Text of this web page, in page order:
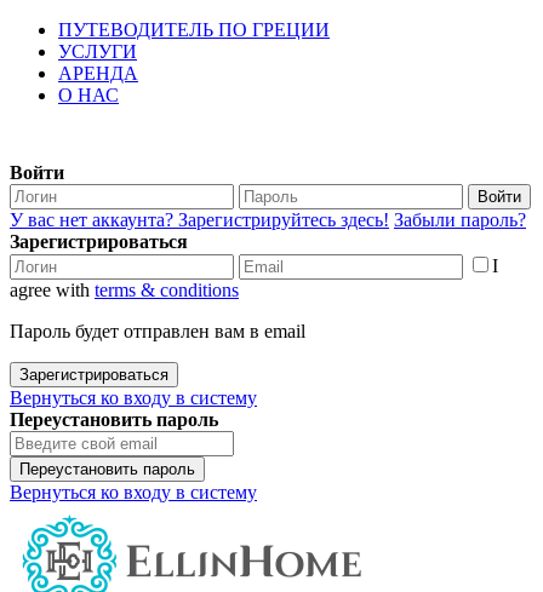
ПУТЕВОДИТЕЛЬ ПО ГРЕЦИИ
УСЛУГИ
АРЕНДА
О НАС
Войти
Войти
У вас нет аккаунта? Зарегистрируйтесь здесь! Забыли пароль?
Зарегистрироваться
I
agree with terms & conditions
Пароль будет отправлен вам в email
Зарегистрироваться
Вернуться ко входу в систему
Переустановить пароль
Переустановить пароль
Вернуться ко входу в систему